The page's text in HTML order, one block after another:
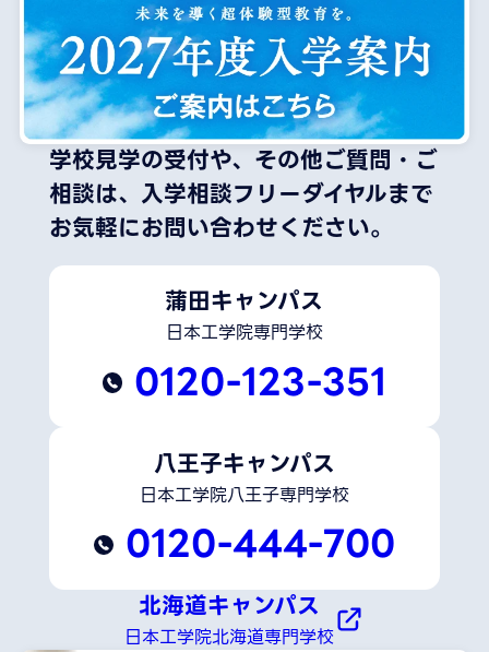
学校見学の受付や、その他ご質問・ご
相談は、 入学相談フリーダイヤルまで
お気軽にお問い合わせください。
蒲田キャンパス
日本工学院専門学校
0120-123-351
八王子キャンパス
日本工学院八王子専門学校
0120-444-700
北海道キャンパス
日本工学院北海道専門学校